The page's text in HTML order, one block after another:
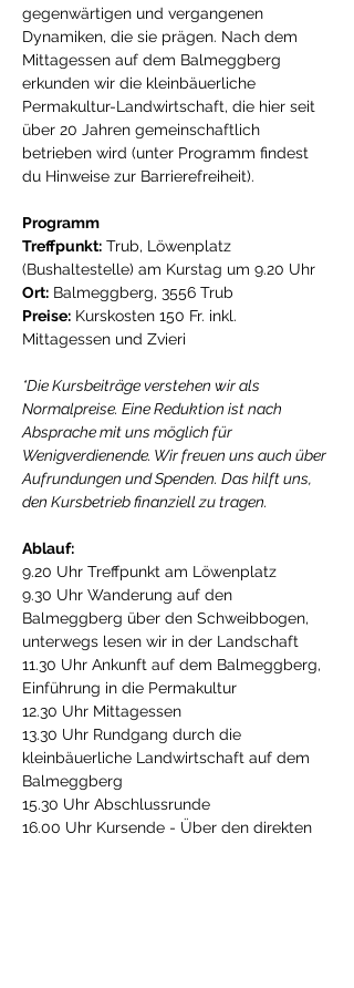
gegenwärtigen und vergangenen
Dynamiken, die sie prägen. Nach dem
Mittagessen auf dem Balmeggberg
erkunden wir die kleinbäuerliche
Permakultur-Landwirtschaft, die hier seit
über 20 Jahren gemeinschaftlich
betrieben wird (unter Programm findest
du Hinweise zur Barrierefreiheit).
Programm
Treffpunkt: Trub, Löwenplatz
(Bushaltestelle) am Kurstag um 9.20 Uhr
Ort: Balmeggberg, 3556 Trub
Preise: Kurskosten 150 Fr. inkl.
Mittagessen und Zvieri
*Die Kursbeiträge verstehen wir als
Normalpreise. Eine Reduktion ist nach
Absprache mit uns möglich für
Wenigverdienende. Wir freuen uns auch über
Aufrundungen und Spenden. Das hilft uns,
den Kursbetrieb finanziell zu tragen.
Ablauf:
9.20 Uhr Treffpunkt am Löwenplatz
9.30 Uhr Wanderung auf den
Balmeggberg über den Schweibbogen,
unterwegs lesen wir in der Landschaft
11.30 Uhr Ankunft auf dem Balmeggberg,
Einführung in die Permakultur
12.30 Uhr Mittagessen
13.30 Uhr Rundgang durch die
kleinbäuerliche Landwirtschaft auf dem
Balmeggberg
15.30 Uhr Abschlussrunde
16.00 Uhr Kursende - Über den direkten